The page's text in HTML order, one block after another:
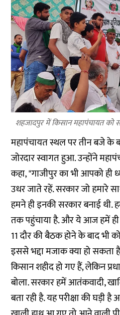
शहजादपुर में किसान महापंचायत को
महापंचायत स्थल पर तीन बजे के
जोरदार स्वागत हुआ. उन्होंने
कहा, "गाजीपुर का भी आपको ही
उधर जाते रहें. सरकार जो हमारे
हमने ही इनकी सरकार बनाई थी.
तक पहुंचाया है. और ये आज हमें
11 दौर की बैठक होने के बाद भी
इससे भद्दा मजाक क्या हो
किसान शहीद हो गए हैं, लेकिन
बोला. सरकार हमें आतंकवादी,
बता रही है. यह परीक्षा की घड़ी है